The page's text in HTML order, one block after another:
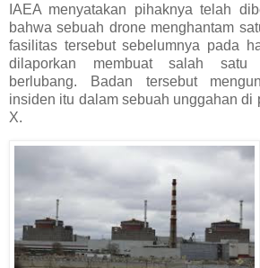
IAEA menyatakan pihaknya telah
bahwa sebuah drone menghantam
fasilitas tersebut sebelumnya pada
dilaporkan membuat salah satu
berlubang. Badan tersebut
insiden itu dalam sebuah unggahan di
X.